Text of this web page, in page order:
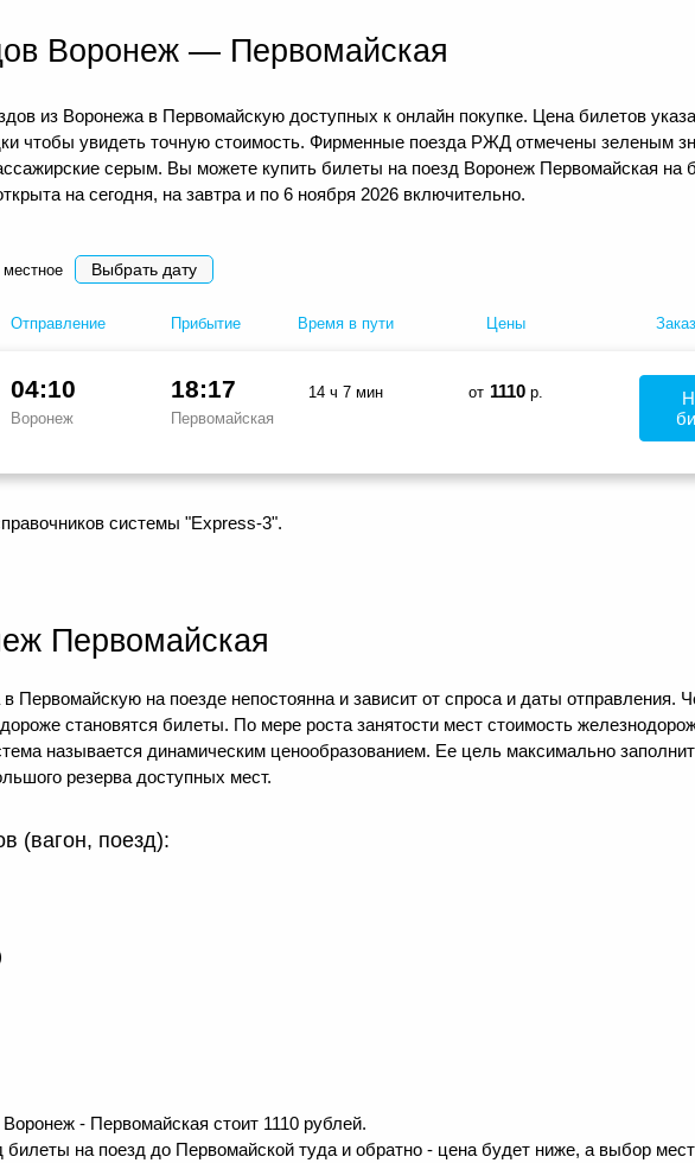
Воронеж — Первомайская
из Воронежа в Первомайскую доступных к онлайн покупке. Цена билетов
чтобы увидеть точную стоимость. Фирменные поезда РЖД отмечены зеленым
серым. Вы можете купить билеты на поезд Воронеж Первомайская на
на сегодня, на завтра и по 6 ноября 2026 включительно.
Выбрать дату
Отправление Прибытие Время в пути Цены
04:10
Воронеж
18:17
Первомайская
14 ч 7 мин от 1110 р.
системы "Express-3".
Первомайская
Первомайскую на поезде непостоянна и зависит от спроса и даты отправления.
становятся билеты. По мере роста занятости мест стоимость
называется динамическим ценообразованием. Ее цель максимально
резерва доступных мест.
(вагон, поезд):
- Первомайская стоит 1110 рублей.
на поезд до Первомайской туда и обратно - цена будет ниже, а выбор мест